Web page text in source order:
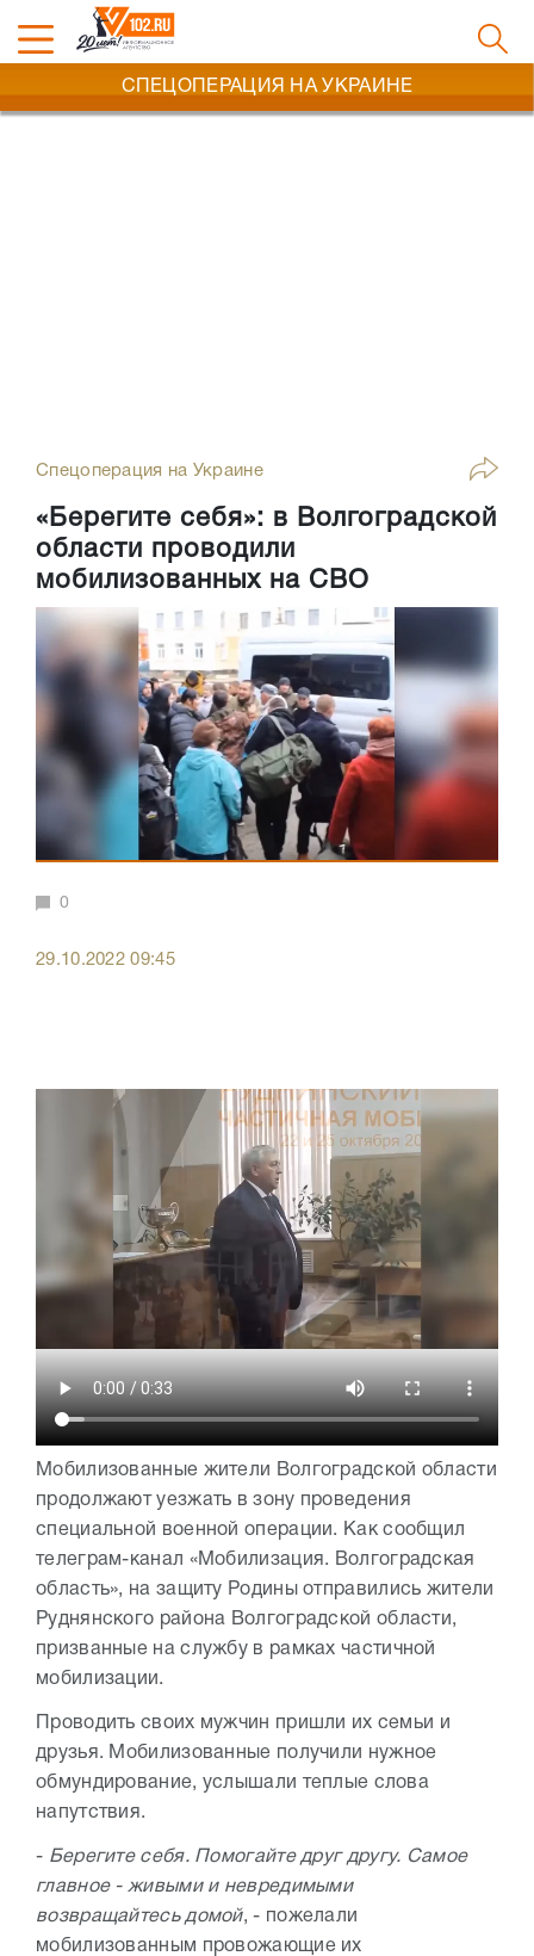
СПЕЦОПЕРАЦИЯ НА УКРАИНЕ
Спецоперация на Украине
«Берегите себя»: в Волгоградской
области проводили
мобилизованных на СВО
0
29.10.2022 09:45
Мобилизованные жители Волгоградской области
продолжают уезжать в зону проведения
специальной военной операции. Как сообщил
телеграм-канал «Мобилизация. Волгоградская
область», на защиту Родины отправились жители
Руднянского района Волгоградской области,
призванные на службу в рамках частичной
мобилизации.
Проводить своих мужчин пришли их семьи и
друзья. Мобилизованные получили нужное
обмундирование, услышали теплые слова
напутствия.
- Берегите себя. Помогайте друг другу. Самое
главное - живыми и невредимыми
возвращайтесь домой, - пожелали
мобилизованным провожающие их